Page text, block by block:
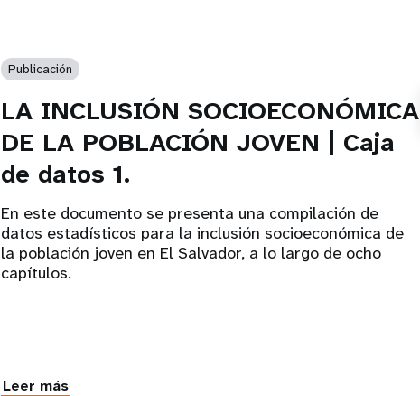
Publicación
LA INCLUSIÓN SOCIOECONÓMICA
DE LA POBLACIÓN JOVEN | Caja
de datos 1.
En este documento se presenta una compilación de
datos estadísticos para la inclusión socioeconómica de
la población joven en El Salvador, a lo largo de ocho
capítulos.
Leer más